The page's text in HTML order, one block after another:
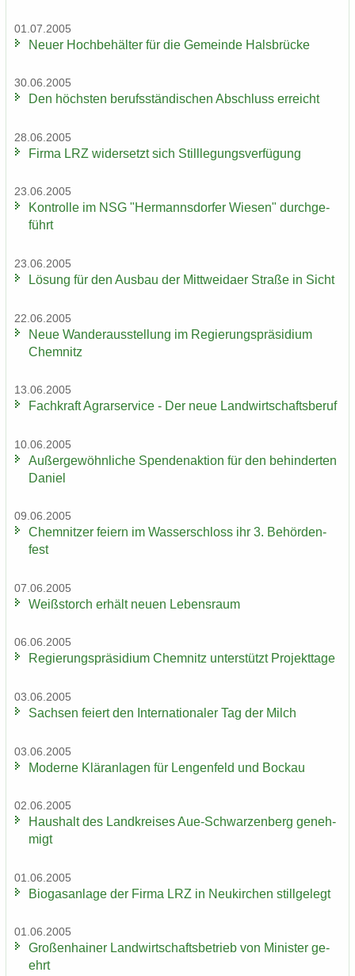
01.07.2005
Neuer Hoch­be­häl­ter für die Ge­mein­de Hals­brü­cke
30.06.2005
Den höchs­ten be­rufs­stän­di­schen Ab­schluss er­reicht
28.06.2005
Firma LRZ wi­der­setzt sich Still­le­gungs­ver­fü­gung
23.06.2005
Kon­trol­le im NSG "Her­manns­dor­fer Wie­sen" durch­ge­
führt
23.06.2005
Lö­sung für den Aus­bau der Mitt­wei­da­er Stra­ße in Sicht
22.06.2005
Neue Wan­der­aus­stel­lung im Re­gie­rungs­prä­si­di­um
Chem­nitz
13.06.2005
Fach­kraft Agrar­ser­vice - Der neue Land­wirt­schafts­be­ruf
10.06.2005
Au­ßer­ge­wöhn­li­che Spen­den­ak­ti­on für den be­hin­der­ten
Da­ni­el
09.06.2005
Chem­nit­zer fei­ern im Was­ser­schloss ihr 3. Be­hör­den­
fest
07.06.2005
Weiß­storch er­hält neuen Le­bens­raum
06.06.2005
Re­gie­rungs­prä­si­di­um Chem­nitz un­ter­stützt Pro­jekt­ta­ge
03.06.2005
Sach­sen fei­ert den In­ter­na­tio­na­ler Tag der Milch
03.06.2005
Mo­der­ne Klär­an­la­gen für Len­gen­feld und Bo­ckau
02.06.2005
Haus­halt des Land­krei­ses Aue-​Schwarzenberg ge­neh­
migt
01.06.2005
Bio­gas­an­la­ge der Firma LRZ in Neu­kir­chen still­ge­legt
01.06.2005
Gro­ßen­hai­ner Land­wirt­schafts­be­trieb von Mi­nis­ter ge­
ehrt